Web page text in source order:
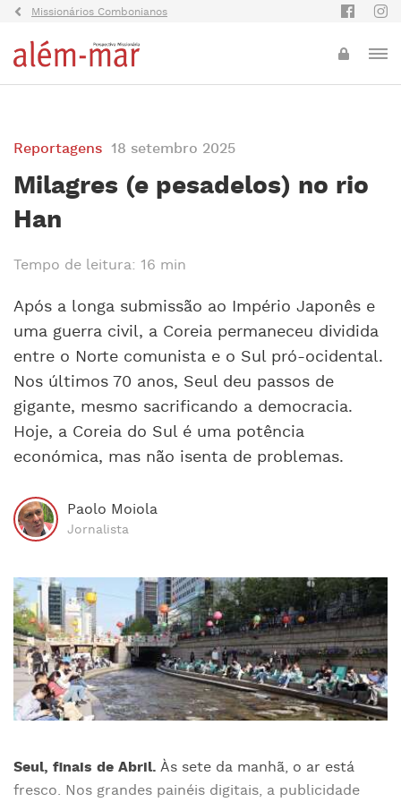
Missionários Combonianos
Reportagens 18 setembro 2025
Milagres (e pesadelos) no rio
Han
Tempo de leitura: 16 min
Após a longa submissão ao Império Japonês e
uma guerra civil, a Coreia permaneceu dividida
entre o Norte comunista e o Sul pró-ocidental.
Nos últimos 70 anos, Seul deu passos de
gigante, mesmo sacrificando a democracia.
Hoje, a Coreia do Sul é uma potência
económica, mas não isenta de problemas.
Paolo Moiola
Jornalista
Seul, finais de Abril. Às sete da manhã, o ar está
fresco. Nos grandes painéis digitais, a publicidade